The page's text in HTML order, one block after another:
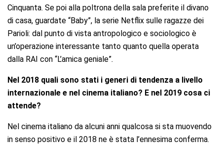
Cinquanta. Se poi alla poltrona della sala preferite il divano
di casa, guardate “Baby”, la serie Netflix sulle ragazze dei
Parioli: dal punto di vista antropologico e sociologico è
un’operazione interessante tanto quanto quella operata
dalla RAI con “L’amica geniale”.
Nel 2018 quali sono stati i generi di tendenza a livello
internazionale e nel cinema italiano? E nel 2019 cosa ci
attende?
Nel cinema italiano da alcuni anni qualcosa si sta muovendo
in senso positivo e il 2018 ne è stata l’ennesima conferma.